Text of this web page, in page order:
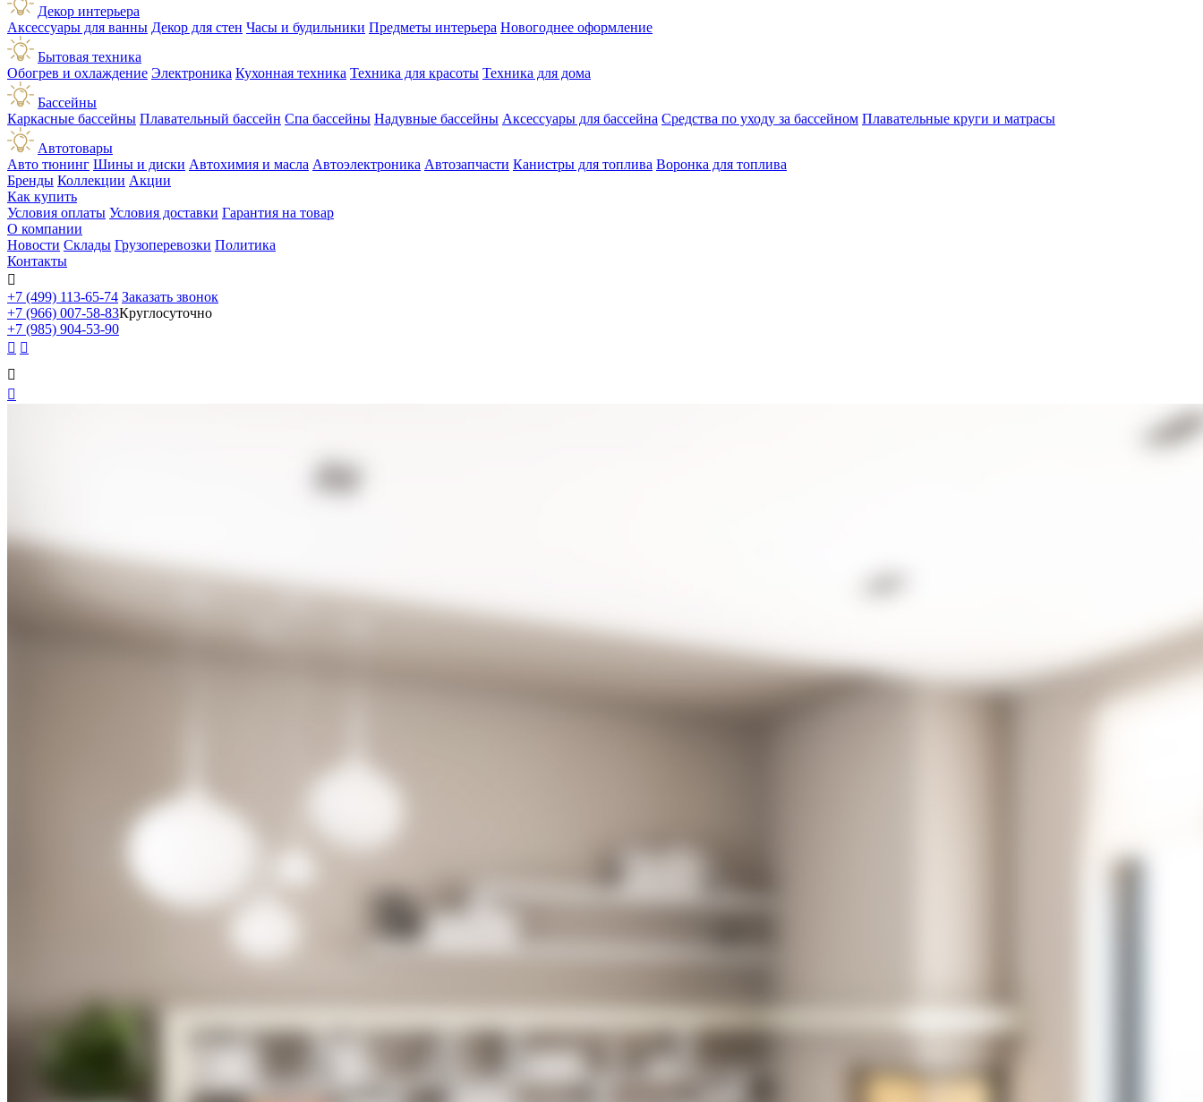
Декор интерьера
Аксессуары для ванны Декор для стен Часы и будильники Предметы интерьера Новогоднее оформление
Бытовая техника
Обогрев и охлаждение Электроника Кухонная техника Техника для красоты Техника для дома
Бассейны
Каркасные бассейны Плавательный бассейн Спа бассейны Надувные бассейны Аксессуары для бассейна Средства по уходу за бассейном Плавательные круги и матрасы
Автотовары
Авто тюнинг Шины и диски Автохимия и масла Автоэлектроника Автозапчасти Канистры для топлива Воронка для топлива
Бренды Коллекции Акции
Как купить
Условия оплаты Условия доставки Гарантия на товар
О компании
Новости Склады Грузоперевозки Политика
Контакты

+7 (499) 113-65-74 Заказать звонок
+7 (966) 007-58-83Круглосуточно
+7 (985) 904-53-90
 

